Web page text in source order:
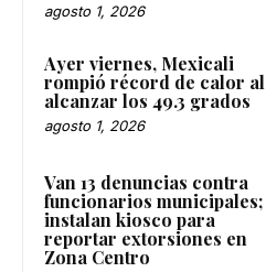
agosto 1, 2026
Ayer viernes, Mexicali
rompió récord de calor al
alcanzar los 49.3 grados
agosto 1, 2026
Van 13 denuncias contra
funcionarios municipales;
instalan kiosco para
reportar extorsiones en
Zona Centro